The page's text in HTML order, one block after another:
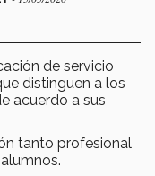
de servicio
distinguen a los
acuerdo a sus
tanto profesional